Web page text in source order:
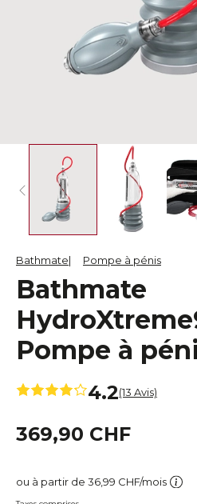
Bathmate Pompe à pénis
Bathmate
Pompe à
4.2(13 Avis)
369,90 CHF
ou à partir de 36,99 CHF/mois